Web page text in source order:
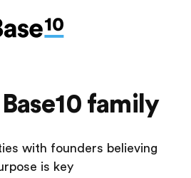
family
with founders believing
is key